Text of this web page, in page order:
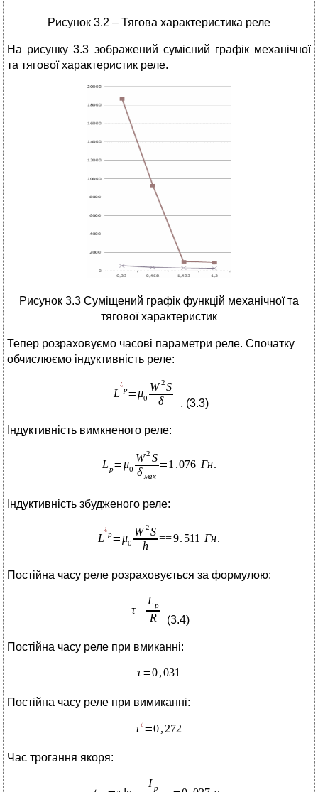
Рисунок 3.2 – Тягова характеристика реле
На рисунку 3.3 зображений сумісний графік механічної
та тягової характеристик реле.
Рисунок 3.3 Суміщений графік функцій механічної та
тягової характеристик
Тепер розраховуємо часові параметри реле. Спочатку
обчислюємо індуктивність реле:
, (3.3)
Індуктивність вимкненого реле:
Індуктивність збудженого реле:
Постійна часу реле розраховується за формулою:
(3.4)
Постійна часу реле при вмиканні:
Постійна часу реле при вимиканні:
Час трогання якоря: